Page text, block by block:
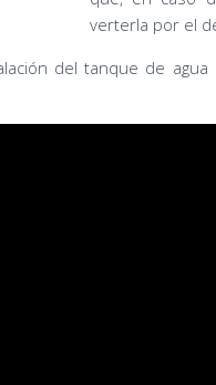
verterla por el
del tanque de